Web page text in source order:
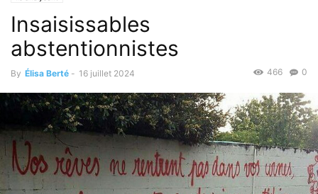
Insaisissables
abstentionnistes
By Élisa Berté - 16 juillet 2024 0
466